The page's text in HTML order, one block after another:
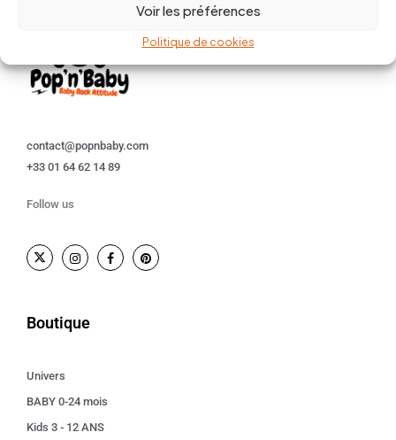
Voir les préférences
Politique de cookies
contact@popnbaby.com
+33 01 64 62 14 89
Follow us
Boutique
Univers
BABY 0-24 mois
Kids 3 - 12 ANS